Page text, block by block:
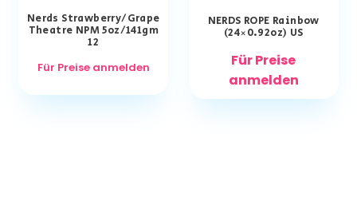
Nerds Strawberry/Grape
Theatre NPM 5oz/141gm
12
Für Preise anmelden
NERDS ROPE Rainbow
(24×0.92oz) US
Für Preise
anmelden